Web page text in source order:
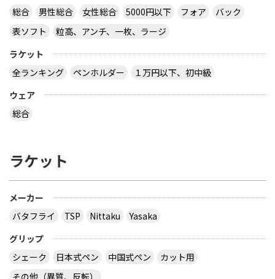
総合
男性総合 女性総合 5000円以下 フォア
バック
表ソフト
粒高、アンチ、一枚、ラージ
ラケット
全ランキング
ペンホルダー
１万円以下、初中級
ウェア
総合
ラケット
メーカー
バタフライ
TSP Nittaku
Yasaka
グリップ
シェーク
日本式ペン 中国式ペン
カット用